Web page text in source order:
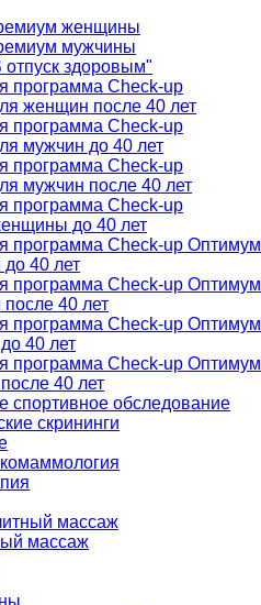
женщины
мужчины
отпуск здоровым"
программа Check-up
женщин после 40 лет
программа Check-up
мужчин до 40 лет
программа Check-up
мужчин после 40 лет
программа Check-up
до 40 лет
программа Check-up Оптимум
40 лет
программа Check-up Оптимум
40 лет
программа Check-up Оптимум
40 лет
программа Check-up Оптимум
40 лет
спортивное обследование
скрининги
массаж
массаж